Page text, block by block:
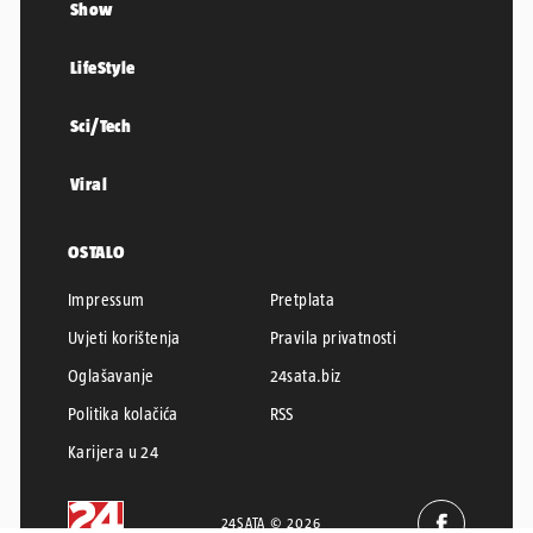
Show
LifeStyle
Sci/Tech
Viral
OSTALO
Impressum
Pretplata
Uvjeti korištenja
Pravila privatnosti
Oglašavanje
24sata.biz
Politika kolačića
RSS
Karijera u 24
24SATA © 2026